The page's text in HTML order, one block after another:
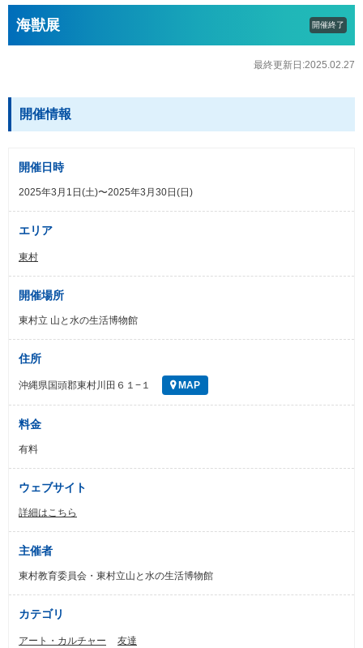
海獣展 開催終了
最終更新日:2025.02.27
開催情報
開催日時
2025年3月1日(土)〜2025年3月30日(日)
エリア
東村
開催場所
東村立 山と水の生活博物館
住所
沖縄県国頭郡東村川田６１−１ MAP
料金
有料
ウェブサイト
詳細はこちら
主催者
東村教育委員会・東村立山と水の生活博物館
カテゴリ
アート・カルチャー 友達